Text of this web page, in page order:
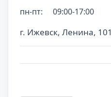
г. Ижевск, Ленина, 101
пн-пт: 09:00-17:00